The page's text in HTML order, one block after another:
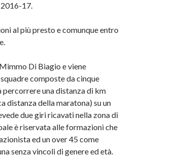
17.
al più presto e comunque entro
Di Biagio e viene
composte da cinque
una distanza di km
distanza della maratona) su un
due giri ricavati nella zona di
è riservata alle formazioni che
ed un over 45 come
senza vincoli di genere ed età.